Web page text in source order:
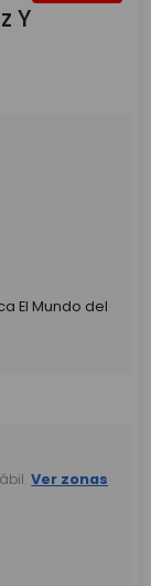
Y
El Mundo del
Ver zonas